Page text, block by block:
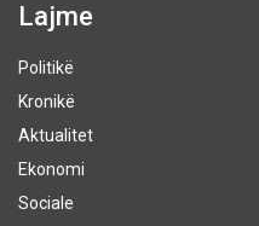
Lajme
Politikë
Kronikë
Aktualitet
Ekonomi
Sociale